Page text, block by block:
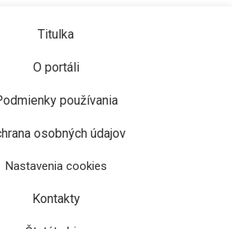
Titulka
O portáli
používania
osobných údajov
Nastavenia cookies
Kontakty